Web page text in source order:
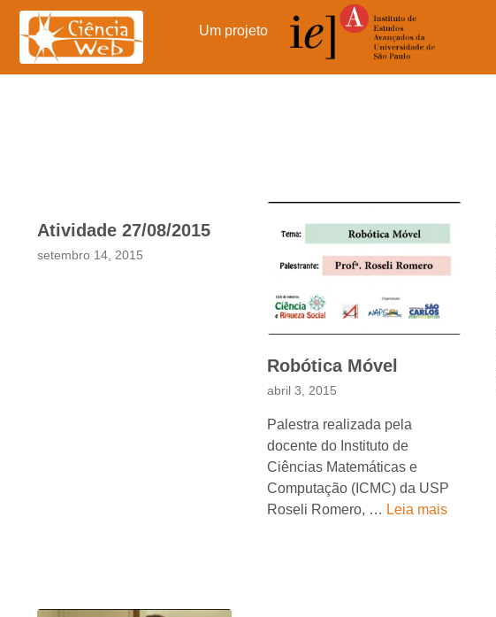
Pular
conteúdo
Um projeto
Atividade 27/08/2015
setembro 14, 2015
Robótica Móvel
abril 3, 2015
Palestra realizada pela
docente do Instituto de
Ciências Matemáticas e
Computação (ICMC) da USP
Roseli Romero, … Leia mais